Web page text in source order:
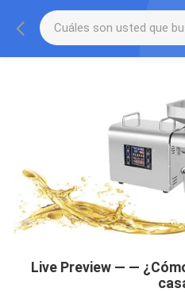
Live Preview — —